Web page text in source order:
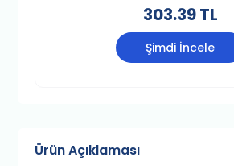
303.39 TL
Şimdi İncele
Ürün Açıklaması